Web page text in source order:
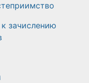
зачислению